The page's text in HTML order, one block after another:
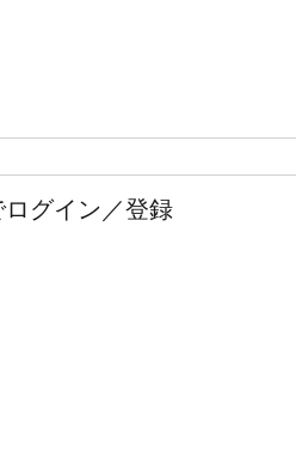
グイン／登録